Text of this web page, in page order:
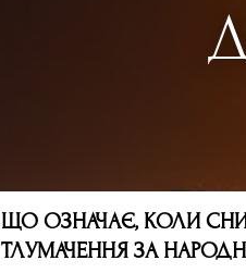
ЩО ОЗНАЧАЄ, КОЛИ
ТЛУМАЧЕННЯ ЗА